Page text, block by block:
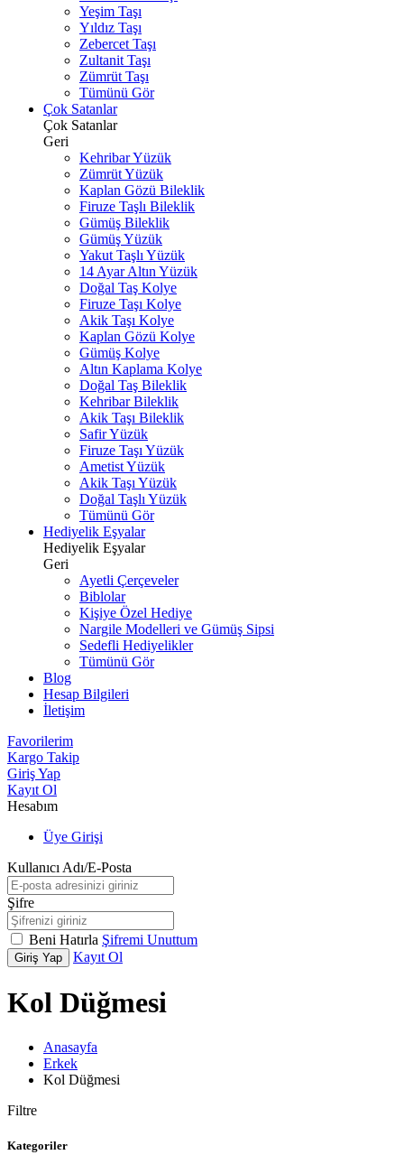
Yeşim Taşı
Yıldız Taşı
Zebercet Taşı
Zultanit Taşı
Zümrüt Taşı
Tümünü Gör
Çok Satanlar
Çok Satanlar
Geri
Kehribar Yüzük
Zümrüt Yüzük
Kaplan Gözü Bileklik
Firuze Taşlı Bileklik
Gümüş Bileklik
Gümüş Yüzük
Yakut Taşlı Yüzük
14 Ayar Altın Yüzük
Doğal Taş Kolye
Firuze Taşı Kolye
Akik Taşı Kolye
Kaplan Gözü Kolye
Gümüş Kolye
Altın Kaplama Kolye
Doğal Taş Bileklik
Kehribar Bileklik
Akik Taşı Bileklik
Safir Yüzük
Firuze Taşı Yüzük
Ametist Yüzük
Akik Taşı Yüzük
Doğal Taşlı Yüzük
Tümünü Gör
Hediyelik Eşyalar
Hediyelik Eşyalar
Geri
Ayetli Çerçeveler
Biblolar
Kişiye Özel Hediye
Nargile Modelleri ve Gümüş Sipsi
Sedefli Hediyelikler
Tümünü Gör
Blog
Hesap Bilgileri
İletişim
Favorilerim
Kargo Takip
Giriş Yap
Kayıt Ol
Hesabım
Üye Girişi
Kullanıcı Adı/E-Posta
Şifre
Beni Hatırla Şifremi Unuttum
Giriş Yap Kayıt Ol
Kol Düğmesi
Anasayfa
Erkek
Kol Düğmesi
Filtre
Kategoriler